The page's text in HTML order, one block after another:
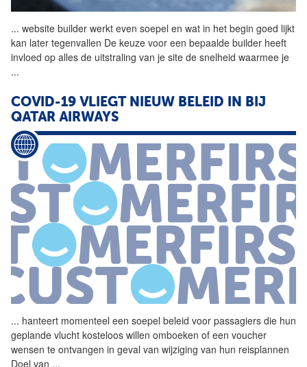
... website builder werkt even soepel en wat in het begin goed lijkt
kan later tegenvallen De keuze voor een bepaalde builder heeft
invloed op alles de uitstraling van je site de snelheid waarmee je
...
COVID-19 VLIEGT NIEUW BELEID IN BIJ
QATAR AIRWAYS
... hanteert momenteel een soepel beleid voor passagiers die hun
geplande vlucht kosteloos willen omboeken of een voucher
wensen te ontvangen in geval van wijziging van hun reisplannen
Doel van ...